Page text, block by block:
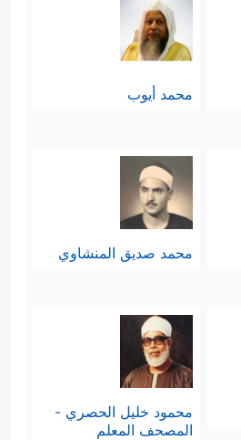
محمد أيوب
محمد صديق المنشاوي
محمود خليل الحصري -
المصحف المعلم